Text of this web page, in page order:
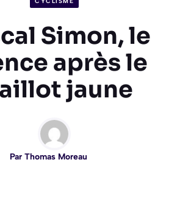
Simon, le
après le
jaune
Par Thomas Moreau